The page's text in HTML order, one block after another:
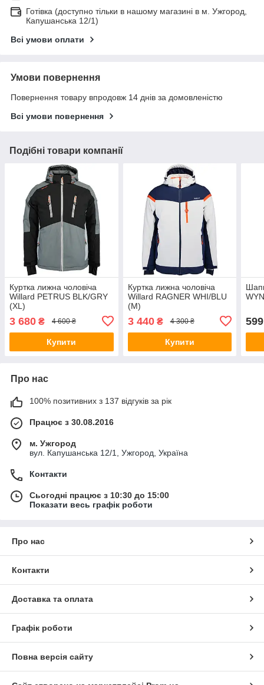
Готівка (доступно тільки в нашому магазині в м. Ужгород,
Капушанська 12/1)
Всі умови оплати
Умови повернення
Повернення товару впродовж 14 днів за домовленістю
Всі умови повернення
Подібні товари компанії
Куртка лижна чоловіча
Willard PETRUS BLK/GRY
(XL)
3 680 ₴ 4 600 ₴
Купити
Куртка лижна чоловіча
Willard RAGNER WHI/BLU
(M)
3 440₴ 4 300 ₴
Купити
599
Про нас
100% позитивних з 137 відгуків за рік
Працює з 30.08.2016
м. Ужгород
вул. Капушанська 12/1, Ужгород, Україна
Контакти
Сьогодні працює з 10:30 до 15:00
Показати весь графік роботи
Про нас
Контакти
Доставка та оплата
Графік роботи
Повна версія сайту